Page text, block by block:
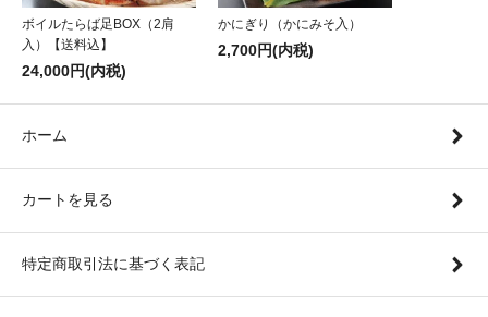
ボイルたらば足BOX（2肩
入）【送料込】
24,000円(内税)
かにぎり（かにみそ入）
2,700円(内税)
ホーム
カートを見る
特定商取引法に基づく表記